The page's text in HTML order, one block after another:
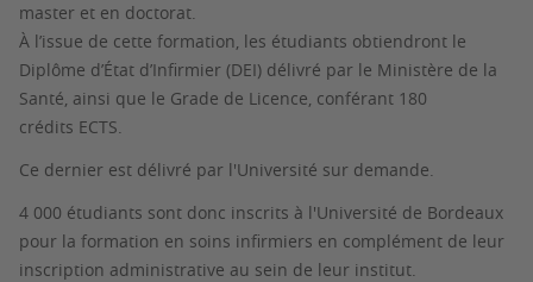
master et en doctorat.
À l’issue de cette formation, les étudiants obtiendront le
Diplôme d’État d’Infirmier (DEI) délivré par le Ministère de la
Santé, ainsi que le Grade de Licence, conférant 180
crédits ECTS.
Ce dernier est délivré par l'Université sur demande.
4 000 étudiants sont donc inscrits à l'Université de Bordeaux
pour la formation en soins infirmiers en complément de leur
inscription administrative au sein de leur institut.